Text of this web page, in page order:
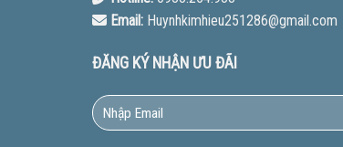
Email:Huynhkimhieu251286@gmail.com
ĐĂNG KÝ NHẬN ƯU ĐÃI